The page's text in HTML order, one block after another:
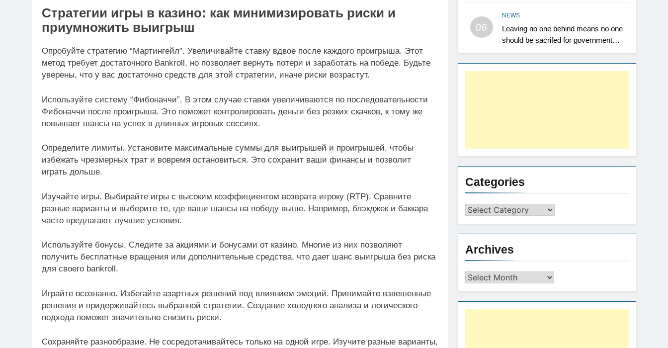
Стратегии игры в казино: как минимизировать риски и
приумножить выигрыш
Опробуйте стратегию “Мартингейл”. Увеличивайте ставку вдвое после каждого проигрыша. Этот
метод требует достаточного Bankroll, но позволяет вернуть потери и заработать на победе. Будьте
уверены, что у вас достаточно средств для этой стратегии, иначе риски возрастут.
Используйте систему “Фибоначчи”. В этом случае ставки увеличиваются по последовательности
Фибоначчи после проигрыша. Это поможет контролировать деньги без резких скачков, к тому же
повышает шансы на успех в длинных игровых сессиях.
Определите лимиты. Установите максимальные суммы для выигрышей и проигрышей, чтобы
избежать чрезмерных трат и вовремя остановиться. Это сохранит ваши финансы и позволит
играть дольше.
Изучайте игры. Выбирайте игры с высоким коэффициентом возврата игроку (RTP). Сравните
разные варианты и выберите те, где ваши шансы на победу выше. Например, блэкджек и баккара
часто предлагают лучшие условия.
Используйте бонусы. Следите за акциями и бонусами от казино. Многие из них позволяют
получить бесплатные вращения или дополнительные средства, что дает шанс выигрыша без риска
для своего bankroll.
Играйте осознанно. Избегайте азартных решений под влиянием эмоций. Принимайте взвешенные
решения и придерживайтесь выбранной стратегии. Создание холодного анализа и логического
подхода поможет значительно снизить риски.
Сохраняйте разнообразие. Не сосредотачивайтесь только на одной игре. Изучите разные варианты,
06
NEWS
Leaving no one behind means no one
should be sacrifed for government
revenue- Farai Maguwu
Categories
Archives